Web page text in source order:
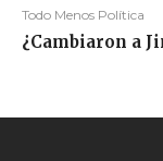
Todo Menos Política
¿Cambiaron a